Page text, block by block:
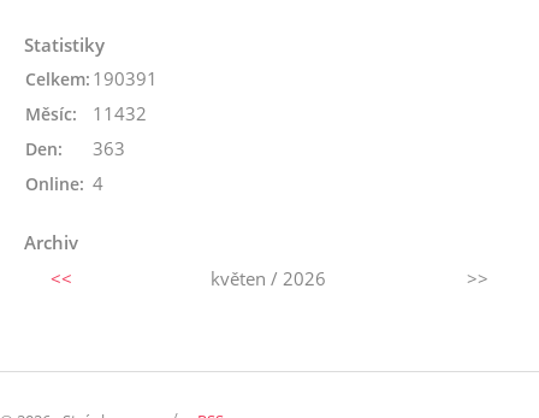
Statistiky
Online: 4
Celkem: 190391
Měsíc: 11432
Den: 363
Archiv
<<
květen / 2026 >>